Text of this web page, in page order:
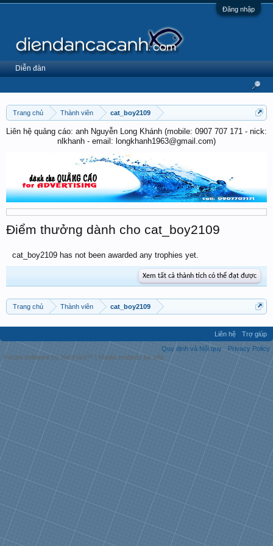
Đăng nhập
Trang chủ Thành viên cat_boy2109
Liên hệ quảng cáo: anh Nguyễn Long Khánh (mobile: 0907 707 171 - nick:
nlkhanh - email: longkhanh1963@gmail.com)
Điểm thưởng dành cho cat_boy2109
cat_boy2109 has not been awarded any trophies yet.
Xem tất cả thành tích có thể đạt được
Trang chủ Thành viên cat_boy2109
Diễn đàn
Liên hệ
Trợ giúp
Quy định và Nội quy
Privacy Policy
Forum software by XenForo™ | Media embeds by s9e